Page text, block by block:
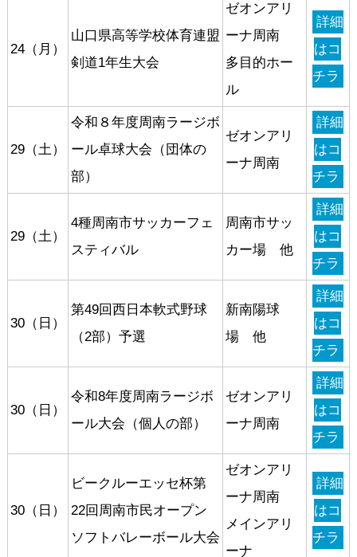
24（月）
山口県高等学校体育連盟
剣道1年生大会
ゼオンアリ
ーナ周南
多目的ホー
ル
詳細
はコ
チラ
29（土）
令和８年度周南ラージボ
ール卓球大会（団体の
部）
ゼオンアリ
ーナ周南
詳細
はコ
チラ
29（土）
4種周南市サッカーフェ
スティバル
周南市サッ
カー場 他
詳細
はコ
チラ
30（日）
第49回西日本軟式野球
（2部）予選
新南陽球
場 他
詳細
はコ
チラ
30（日）
令和8年度周南ラージボ
ール大会（個人の部）
ゼオンアリ
ーナ周南
詳細
はコ
チラ
30（日）
ビークルーエッセ杯第
22回周南市民オープン
ソフトバレーボール大会
ゼオンアリ
ーナ周南
メインアリ
ーナ
詳細
はコ
チラ